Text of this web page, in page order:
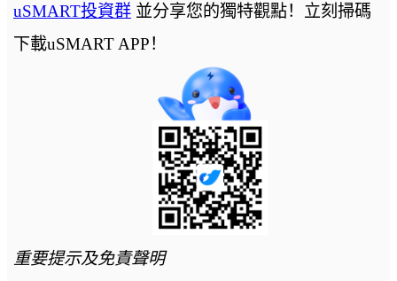
uSMART投資群並分享您的獨特觀點！立刻掃碼
下載uSMART APP！
重要提示及免責聲明